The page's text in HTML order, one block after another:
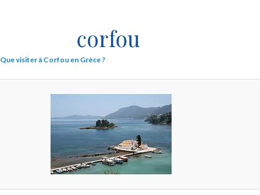
corfou
Que visiter à Corfou en Grèce ?